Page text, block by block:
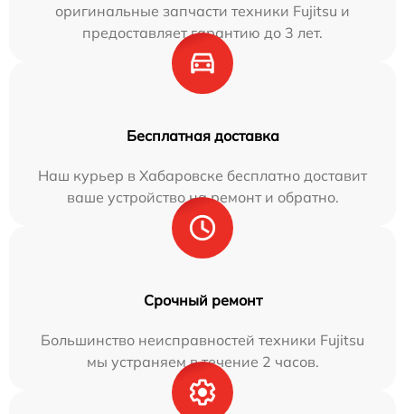
оригинальные запчасти техники Fujitsu и
предоставляет гарантию до 3 лет.
Бесплатная доставка
Наш курьер в Хабаровске бесплатно доставит
ваше устройство на ремонт и обратно.
Срочный ремонт
Большинство неисправностей техники Fujitsu
мы устраняем в течение 2 часов.